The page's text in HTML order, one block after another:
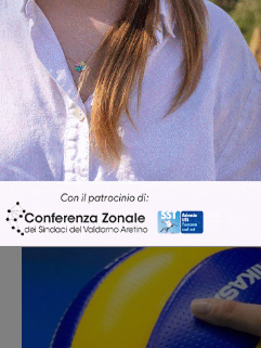
Calcio Michele Bossini -5 Agosto 2026
Il 26 agosto cena e
per la Sangiovannese
Mercoledì 26 agosto alle ore 20 si terrà
accompagnerà la presentazione della